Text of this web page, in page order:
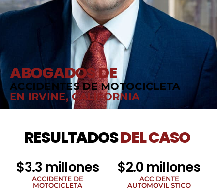
ABOGADOS DE
ACCIDENTES DE MOTOCICLETA
EN IRVINE, CALIFORNIA
RESULTADOSDEL CASO
$3.3 millones
ACCIDENTE DE
MOTOCICLETA
$2.0 millones
ACCIDENTE
AUTOMOVILISTICO